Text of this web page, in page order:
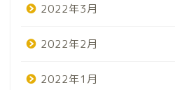
2022年3月
2022年2月
2022年1月